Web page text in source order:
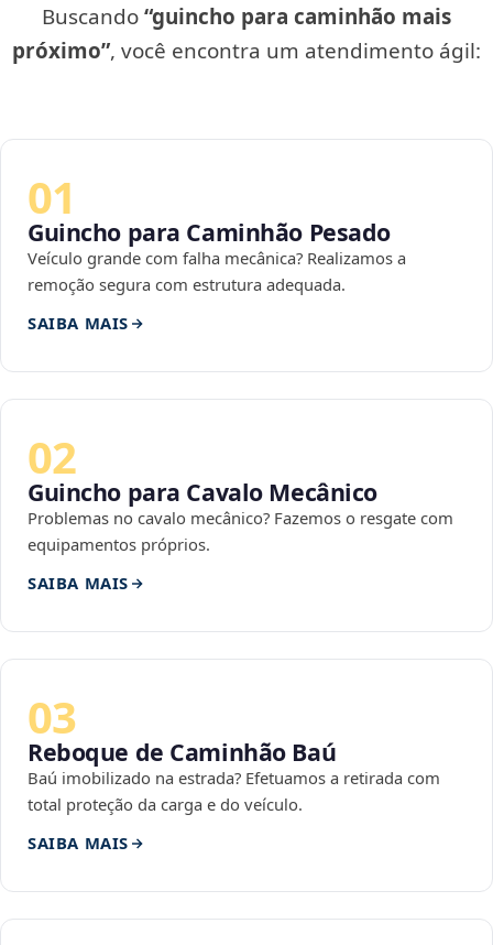
Buscando“guincho para caminhão mais
próximo”, você encontra um atendimento ágil:
01
Guincho para Caminhão Pesado
Veículo grande com falha mecânica? Realizamos a
remoção segura com estrutura adequada.
SAIBA MAIS
02
Guincho para Cavalo Mecânico
Problemas no cavalo mecânico? Fazemos o resgate com
equipamentos próprios.
SAIBA MAIS
03
Reboque de Caminhão Baú
Baú imobilizado na estrada? Efetuamos a retirada com
total proteção da carga e do veículo.
SAIBA MAIS